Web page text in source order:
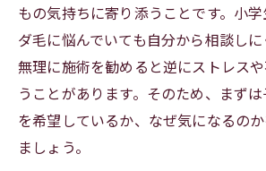
もの気持ちに寄り添うことです。小
ダ毛に悩んでいても自分から相談しに
無理に施術を勧めると逆にストレス
うことがあります。そのため、まず
を希望しているか、なぜ気になるの
ましょう。